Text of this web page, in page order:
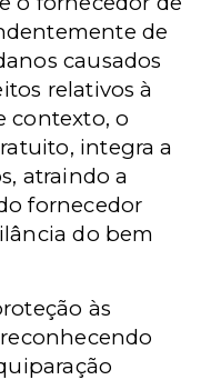
de
causados
relativos à
contexto, o
integra a
atraindo a
fornecedor
do bem
às